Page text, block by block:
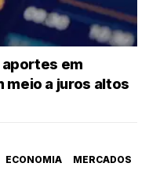
em
a juros altos
ECONOMIA MERCADOS